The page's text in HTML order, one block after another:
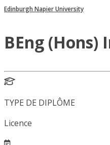
Edinburgh Napier University
BEng
TYPE DE DIPLÔME
Licence